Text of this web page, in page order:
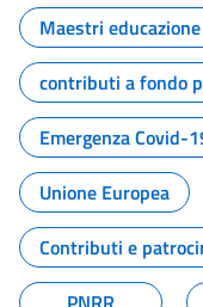
Maestri
contributi a fondo
Emergenza Covid-
Unione Europea
Contributi e